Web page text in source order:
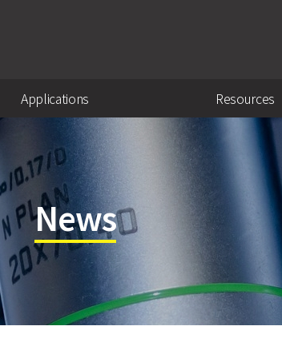
Applications Resources
News